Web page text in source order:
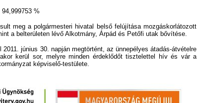
%
meg a polgármesteri hivatal belső felújítása mozgáskorlátozott
a belterületen lévő Alkotmány, Árpád és Petőfi utak bővítése.
június 30. napján megtörtént, az ünnepélyes átadás-átvételre
kerül sor, melyre minden érdeklődőt tisztelettel hív és vár a
képviselő-testülete.